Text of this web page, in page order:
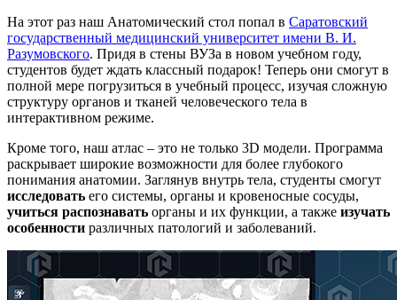
На этот раз наш Анатомический стол попал в Саратовский
государственный медицинский университет имени В. И.
Разумовского. Придя в стены ВУЗа в новом учебном году,
студентов будет ждать классный подарок! Теперь они смогут в
полной мере погрузиться в учебный процесс, изучая сложную
структуру органов и тканей человеческого тела в
интерактивном режиме.
Кроме того, наш атлас – это не только 3D модели. Программа
раскрывает широкие возможности для более глубокого
понимания анатомии. Заглянув внутрь тела, студенты смогут
исследовать его системы, органы и кровеносные сосуды,
учиться распознавать органы и их функции, а также изучать
особенности различных патологий и заболеваний.